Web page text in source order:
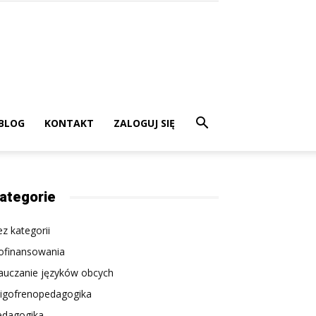
KONTAKT ZALOGUJ SIĘ
kategorii
języków obcych